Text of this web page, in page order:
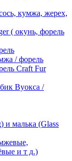
кумжа, жерех,
( окунь, форель
/ форель
Craft Fur
Вуокса /
и малька (Glass
и т д.)